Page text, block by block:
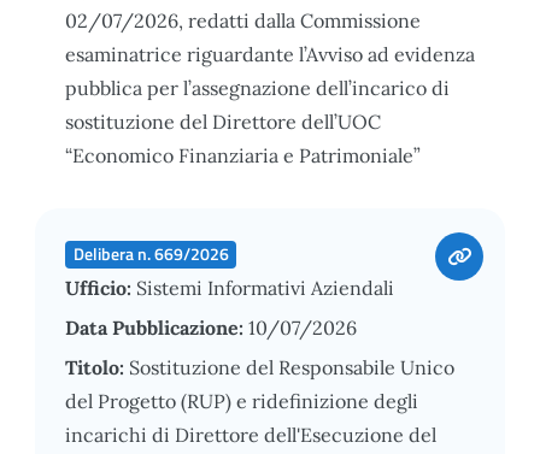
02/07/2026, redatti dalla Commissione
esaminatrice riguardante l’Avviso ad evidenza
pubblica per l’assegnazione dell’incarico di
sostituzione del Direttore dell’UOC
“Economico Finanziaria e Patrimoniale”
Delibera n. 669/2026
Ufficio: Sistemi Informativi Aziendali
Data Pubblicazione: 10/07/2026
Titolo: Sostituzione del Responsabile Unico
del Progetto (RUP) e ridefinizione degli
incarichi di Direttore dell'Esecuzione del